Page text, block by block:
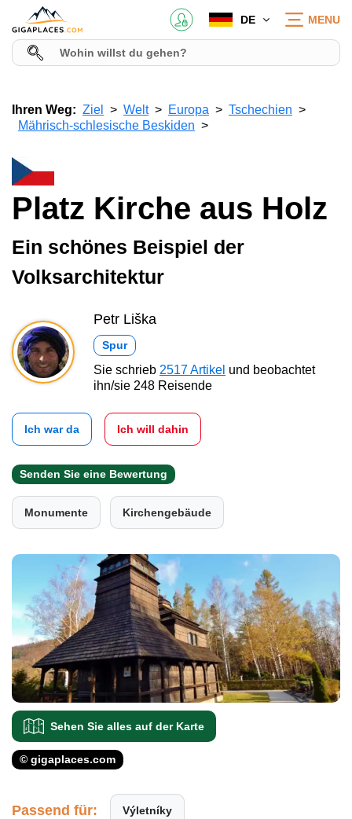
DE MENU
Ihren Weg: Ziel Welt Europa
Tschechien
Mährisch-schlesische Beskiden
Platz Kirche aus Holz
Ein schönes Beispiel der
Volksarchitektur
Petr Liška
Spur
Sie schrieb 2517 Artikel und beobachtet
ihn/sie 248 Reisende
Ich war da Ich will dahin
Senden Sie eine Bewertung
Monumente Kirchengebäude
Sehen Sie alles auf der Karte
© gigaplaces.com
Passend für: Výletníky